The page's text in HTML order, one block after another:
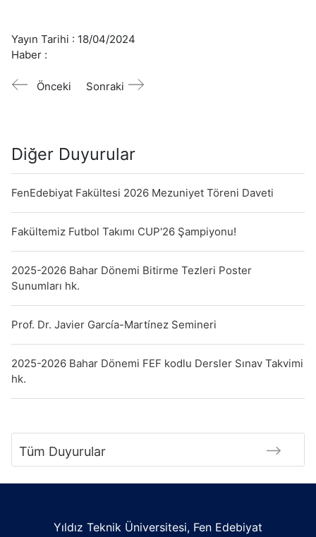
Yayın Tarihi : 18/04/2024
Haber :
Önceki Sonraki
Diğer Duyurular
FenEdebiyat Fakültesi 2026 Mezuniyet Töreni Daveti
Fakültemiz Futbol Takımı CUP'26 Şampiyonu!
2025-2026 Bahar Dönemi Bitirme Tezleri Poster
Sunumları hk.
Prof. Dr. Javier García-Martínez Semineri
2025-2026 Bahar Dönemi FEF kodlu Dersler Sınav Takvimi
hk.
Tüm Duyurular
Yıldız Teknik Üniversitesi, Fen Edebiyat